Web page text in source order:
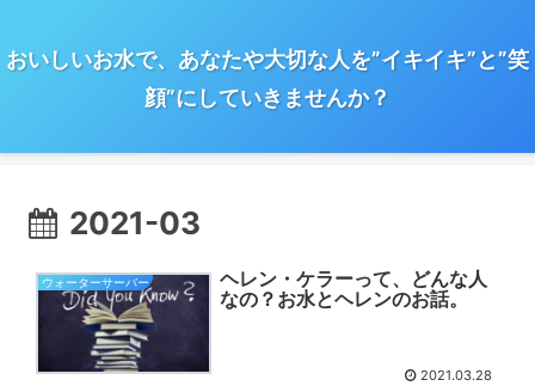
おいしいお水で、あなたや大切な人を”イキイキ”と”笑
顔”にしていきませんか？
2021-03
ウォーターサーバー
ヘレン・ケラーって、どんな人
なの？お水とヘレンのお話。
2021.03.28